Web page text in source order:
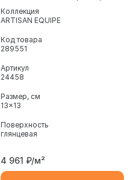
Коллекция
ARTISAN EQUIPE
Код товара
289551
Артикул
24458
Размер, см
13x13
Поверхность
глянцевая
4 961 ₽/м²